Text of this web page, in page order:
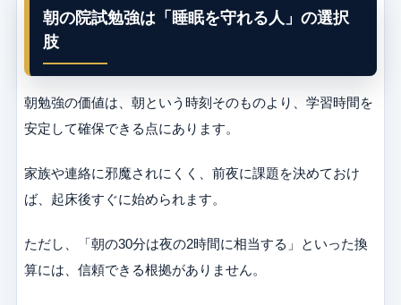
朝の院試勉強は「睡眠を守れる人」の選択
肢
朝勉強の価値は、朝という時刻そのものより、学習時間を
安定して確保できる点にあります。
家族や連絡に邪魔されにくく、前夜に課題を決めておけ
ば、起床後すぐに始められます。
ただし、「朝の30分は夜の2時間に相当する」といった換
算には、信頼できる根拠がありません。